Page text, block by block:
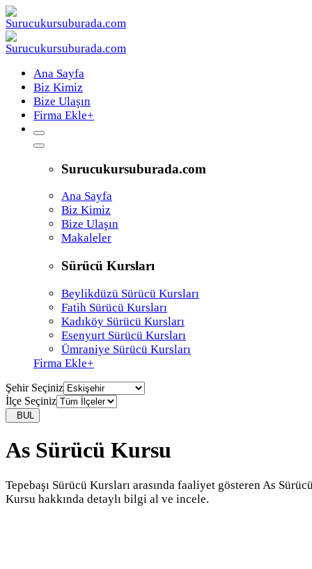
Ana Sayfa
Biz Kimiz
Bize Ulaşın
Firma Ekle+
Surucukursuburada.com
Ana Sayfa
Biz Kimiz
Bize Ulaşın
Makaleler
Sürücü Kursları
Beylikdüzü Sürücü Kursları
Fatih Sürücü Kursları
Kadıköy Sürücü Kursları
Esenyurt Sürücü Kursları
Ümraniye Sürücü Kursları
Firma Ekle+
Şehir Seçiniz
İlçe Seçiniz
BUL
As Sürücü Kursu
Tepebaşı Sürücü Kursları arasında faaliyet gösteren As
Kursu hakkında detaylı bilgi al ve incele.